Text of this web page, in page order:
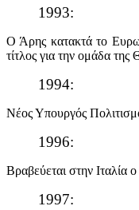
1993:
Ο Άρης κατακτά το
τίτλος για την ομάδα της
1994:
Νέος Υπουργός
1996:
Βραβεύεται στην
1997: